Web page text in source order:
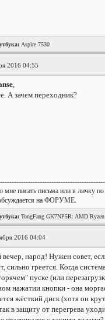
Aspire 7530
2016 04:55
,
А зачем переходник?
мне писать письма или в личку
на ФОРУМЕ.
TongFang GK7NP5R: AMD
x64, etc.
2016 04:04
народ! Нужен совет,
сильно греется. Когда
пуске (или
нажатии кнопки - она
жёсткий диск (хотя он
в защиту от перегрева